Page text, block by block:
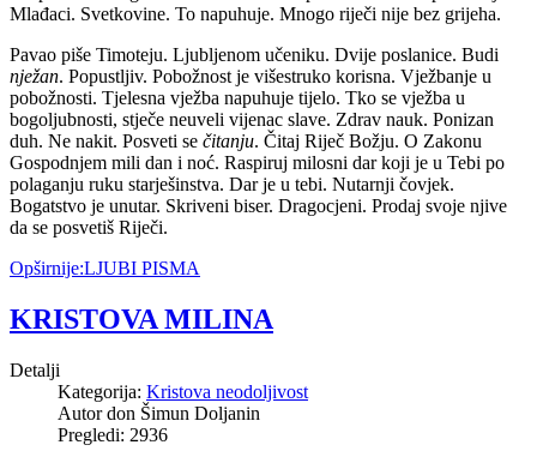
Mlađaci. Svetkovine. To napuhuje. Mnogo riječi nije bez grijeha.
Pavao piše Timoteju. Ljubljenom učeniku. Dvije poslanice. Budi
nježan. Popustljiv. Pobožnost je višestruko korisna. Vježbanje u
pobožnosti. Tjelesna vježba napuhuje tijelo. Tko se vježba u
bogoljubnosti, stječe neuveli vijenac slave. Zdrav nauk. Ponizan
duh. Ne nakit. Posveti se čitanju. Čitaj Riječ Božju. O Zakonu
Gospodnjem mili dan i noć. Raspiruj milosni dar koji je u Tebi po
polaganju ruku starješinstva. Dar je u tebi. Nutarnji čovjek.
Bogatstvo je unutar. Skriveni biser. Dragocjeni. Prodaj svoje njive
da se posvetiš Riječi.
Opširnije:LJUBI PISMA
KRISTOVA MILINA
Detalji
Kategorija: Kristova neodoljivost
Autor don Šimun Doljanin
Pregledi: 2936